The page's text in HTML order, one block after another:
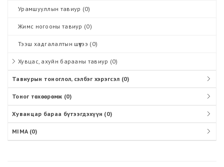
Урамшууллын тавиур (0)
Жимс ногооны тавиур (0)
Тээш хадгалалтын шүүгээ (0)
Хувцас, ахуйн барааны тавиур (0)
Тавиурын тоноглол, сэлбэг хэрэгсэл (0)
Тоног төхөөрөмж (0)
Хуванцар бараа бүтээгдэхүүн (0)
MIMA (0)